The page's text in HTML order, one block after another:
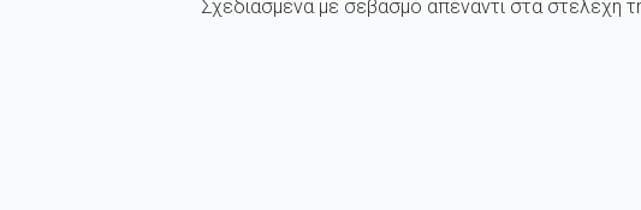
Σχεδιασμένα με σεβασμό απέναντι στα στελέχη